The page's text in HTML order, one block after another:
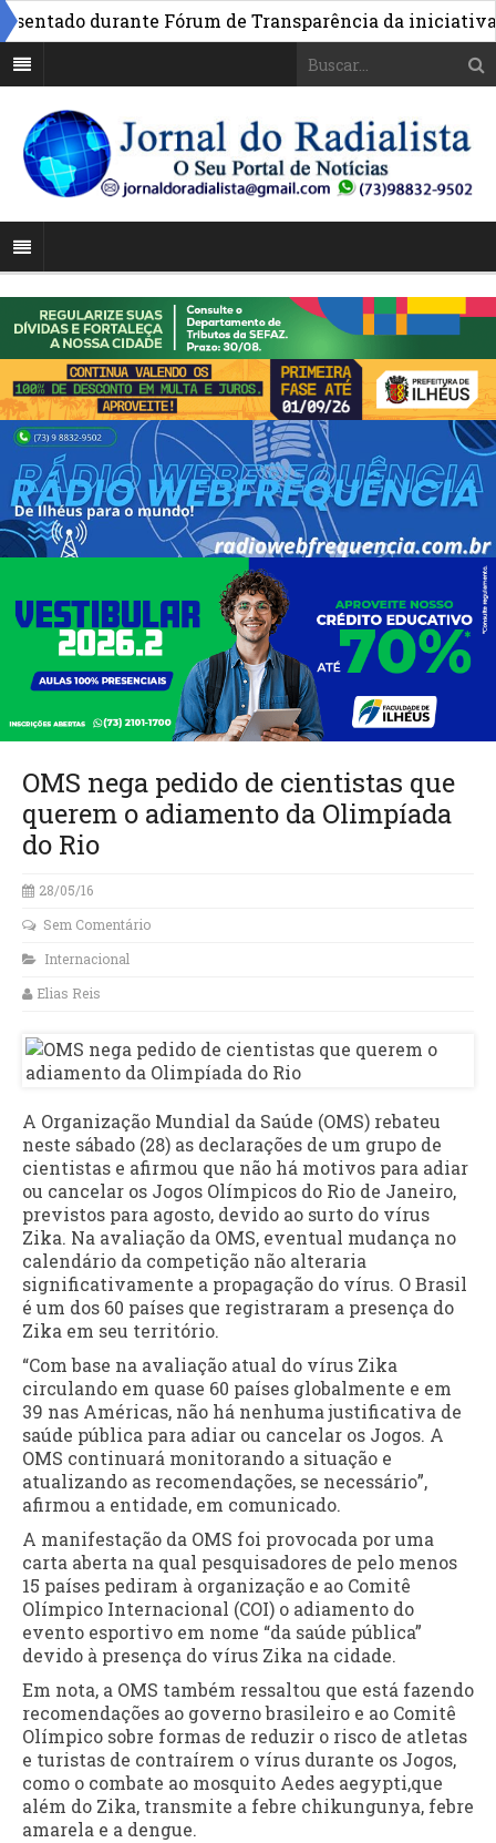
durante Fórum de Transparência da iniciativa
OMS nega pedido de cientistas que
querem o adiamento da Olimpíada
do Rio
28/05/16
Sem Comentário
Internacional
Elias Reis
A Organização Mundial da Saúde (OMS) rebateu
neste sábado (28) as declarações de um grupo de
cientistas e afirmou que não há motivos para adiar
ou cancelar os Jogos Olímpicos do Rio de Janeiro,
previstos para agosto, devido ao surto do vírus
Zika. Na avaliação da OMS, eventual mudança no
calendário da competição não alteraria
significativamente a propagação do vírus. O Brasil
é um dos 60 países que registraram a presença do
Zika em seu território.
“Com base na avaliação atual do vírus Zika
circulando em quase 60 países globalmente e em
39 nas Américas, não há nenhuma justificativa de
saúde pública para adiar ou cancelar os Jogos. A
OMS continuará monitorando a situação e
atualizando as recomendações, se necessário”,
afirmou a entidade, em comunicado.
A manifestação da OMS foi provocada por uma
carta aberta na qual pesquisadores de pelo menos
15 países pediram à organização e ao Comitê
Olímpico Internacional (COI) o adiamento do
evento esportivo em nome “da saúde pública”
devido à presença do vírus Zika na cidade.
Em nota, a OMS também ressaltou que está fazendo
recomendações ao governo brasileiro e ao Comitê
Olímpico sobre formas de reduzir o risco de atletas
e turistas de contraírem o vírus durante os Jogos,
como o combate ao mosquito Aedes aegypti,que
além do Zika, transmite a febre chikungunya, febre
amarela e a dengue.